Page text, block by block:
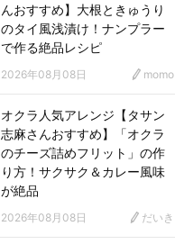
んおすすめ】大根ときゅうり
のタイ風浅漬け！ナンプラー
で作る絶品レシピ
2026年08月08日 momo
オクラ人気アレンジ【タサン
志麻さんおすすめ】「オクラ
のチーズ詰めフリット」の作
り方！サクサク＆カレー風味
が絶品
2026年08月08日 だいき